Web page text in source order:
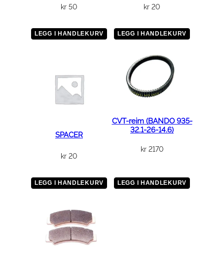
kr 50
LEGG I HANDLEKURV
kr 20
LEGG I HANDLEKURV
SPACER
kr 20
LEGG I HANDLEKURV
CVT-reim (BANDO 935-
32.1-26-14.6)
kr2170
LEGG I HANDLEKURV